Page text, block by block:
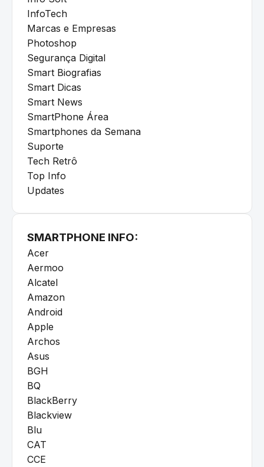
InfoTech
Marcas e Empresas
Photoshop
Segurança Digital
Smart Biografias
Smart Dicas
Smart News
SmartPhone Área
Smartphones da Semana
Suporte
Tech Retrô
Top Info
Updates
SMARTPHONE INFO:
Acer
Aermoo
Alcatel
Amazon
Android
Apple
Archos
Asus
BGH
BQ
BlackBerry
Blackview
Blu
CAT
CCE